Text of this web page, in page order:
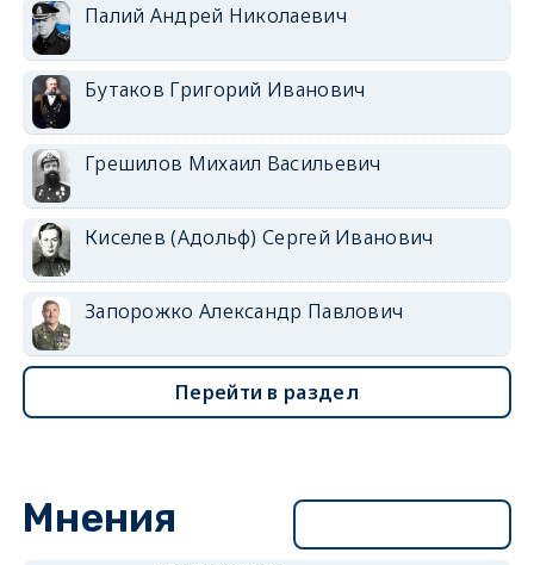
Палий Андрей Николаевич
Бутаков Григорий Иванович
Грешилов Михаил Васильевич
Киселев (Адольф) Сергей Иванович
Запорожко Александр Павлович
Перейти в раздел
Мнения